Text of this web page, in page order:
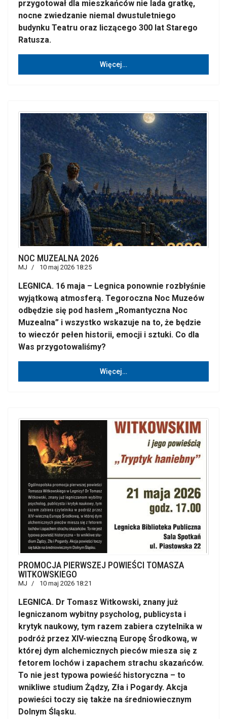
przygotował dla mieszkańców nie lada gratkę,
nocne zwiedzanie niemal dwustuletniego
budynku Teatru oraz liczącego 300 lat Starego
Ratusza.
Więcej…
NOC MUZEALNA 2026
MJ 10 maj 2026 18:25
LEGNICA. 16 maja – Legnica ponownie rozbłyśnie
wyjątkową atmosferą. Tegoroczna Noc Muzeów
odbędzie się pod hasłem „Romantyczna Noc
Muzealna” i wszystko wskazuje na to, że będzie
to wieczór pełen historii, emocji i sztuki. Co dla
Was przygotowaliśmy?
Więcej…
PROMOCJA PIERWSZEJ POWIEŚCI TOMASZA
WITKOWSKIEGO
MJ 10 maj 2026 18:21
LEGNICA. Dr Tomasz Witkowski, znany już
legniczanom wybitny psycholog, publicysta i
krytyk naukowy, tym razem zabiera czytelnika w
podróż przez XIV-wieczną Europę Środkową, w
której dym alchemicznych pieców miesza się z
fetorem lochów i zapachem strachu skazańców.
To nie jest typowa powieść historyczna – to
wnikliwe studium Żądzy, Zła i Pogardy. Akcja
powieści toczy się także na średniowiecznym
Dolnym Śląsku.